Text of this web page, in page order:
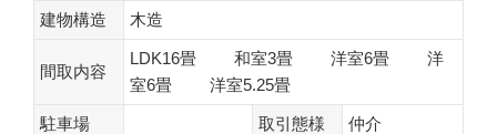
建物構造 木造
間取内容
LDK16畳 和室3畳 洋室6畳 洋
室6畳 洋室5.25畳
駐車場 取引態様 仲介